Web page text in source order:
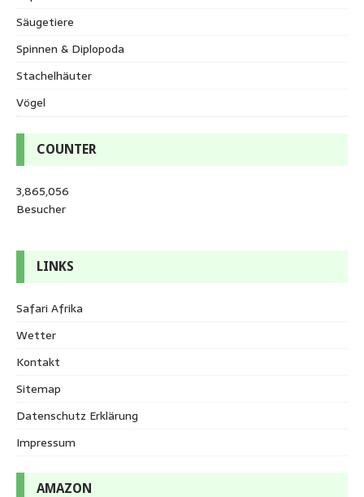
Säugetiere
Spinnen & Diplopoda
Stachelhäuter
Vögel
COUNTER
3,865,056
Besucher
LINKS
Safari Afrika
Wetter
Kontakt
Sitemap
Datenschutz Erklärung
Impressum
AMAZON